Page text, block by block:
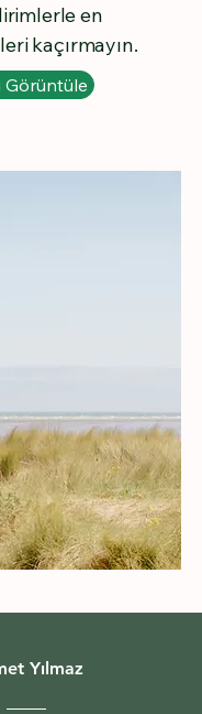
en
kaçırmayın.
Görüntüle
Yılmaz